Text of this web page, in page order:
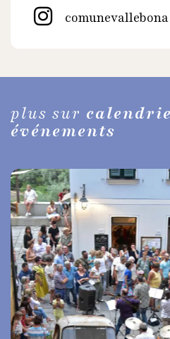
comunevallebona
plus sur
événements